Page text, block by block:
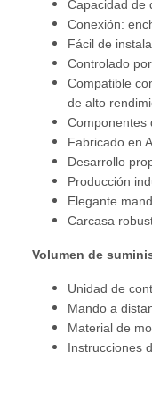
Capacidad de
Conexión:
Fácil de
Controlado
Compatible
de alto
Componentes
Fabricado en
Desarrollo
Producción
Elegante
Carcasa
Volumen de
Unidad de
Mando a
Material de
Instrucciones